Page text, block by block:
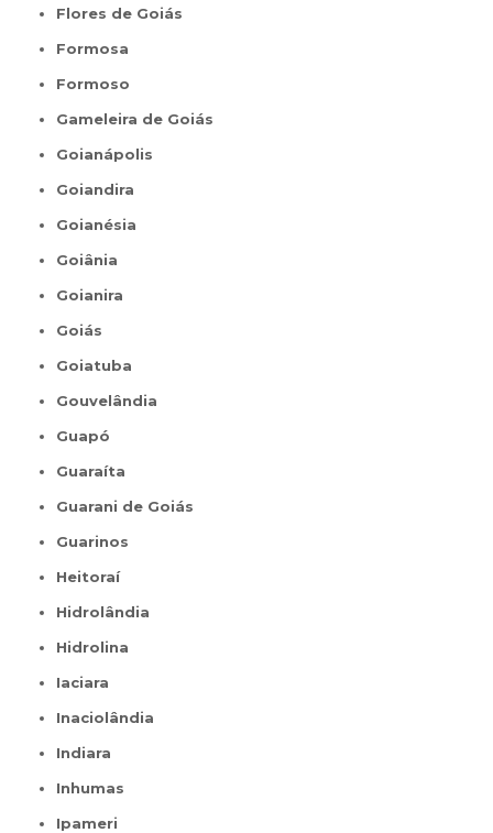
Flores de Goiás
Formosa
Formoso
Gameleira de Goiás
Goianápolis
Goiandira
Goianésia
Goiânia
Goianira
Goiás
Goiatuba
Gouvelândia
Guapó
Guaraíta
Guarani de Goiás
Guarinos
Heitoraí
Hidrolândia
Hidrolina
Iaciara
Inaciolândia
Indiara
Inhumas
Ipameri